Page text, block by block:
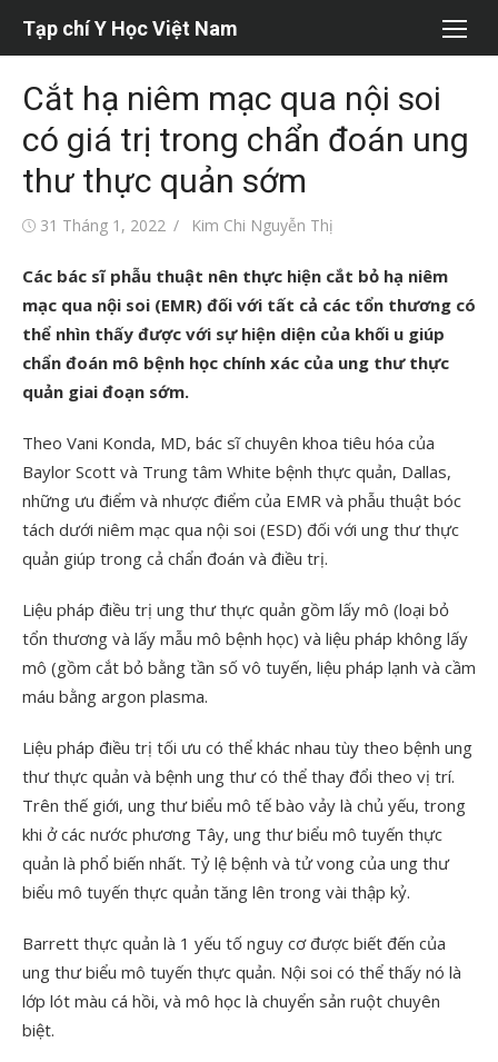
dung
Tạp chí Y Học Việt Nam
Cắt hạ niêm mạc qua nội soi
có giá trị trong chẩn đoán ung
thư thực quản sớm
Đăng31 Tháng 1, 2022
Tác
Kim Chi Nguyễn Thị
Các bác sĩ phẫu thuật nên thực hiện cắt bỏ hạ niêm
mạc qua nội soi (EMR) đối với tất cả các tổn thương có
thể nhìn thấy được với sự hiện diện của khối u giúp
chẩn đoán mô bệnh học chính xác của ung thư thực
quản giai đoạn sớm.
Theo Vani Konda, MD, bác sĩ chuyên khoa tiêu hóa của
Baylor Scott và Trung tâm White bệnh thực quản, Dallas,
những ưu điểm và nhược điểm của EMR và phẫu thuật bóc
tách dưới niêm mạc qua nội soi (ESD) đối với ung thư thực
quản giúp trong cả chẩn đoán và điều trị.
Liệu pháp điều trị ung thư thực quản gồm lấy mô (loại bỏ
tổn thương và lấy mẫu mô bệnh học) và liệu pháp không lấy
mô (gồm cắt bỏ bằng tần số vô tuyến, liệu pháp lạnh và cầm
máu bằng argon plasma.
Liệu pháp điều trị tối ưu có thể khác nhau tùy theo bệnh ung
thư thực quản và bệnh ung thư có thể thay đổi theo vị trí.
Trên thế giới, ung thư biểu mô tế bào vảy là chủ yếu, trong
khi ở các nước phương Tây, ung thư biểu mô tuyến thực
quản là phổ biến nhất. Tỷ lệ bệnh và tử vong của ung thư
biểu mô tuyến thực quản tăng lên trong vài thập kỷ.
Barrett thực quản là 1 yếu tố nguy cơ được biết đến của
ung thư biểu mô tuyến thực quản. Nội soi có thể thấy nó là
lớp lót màu cá hồi, và mô học là chuyển sản ruột chuyên
biệt.